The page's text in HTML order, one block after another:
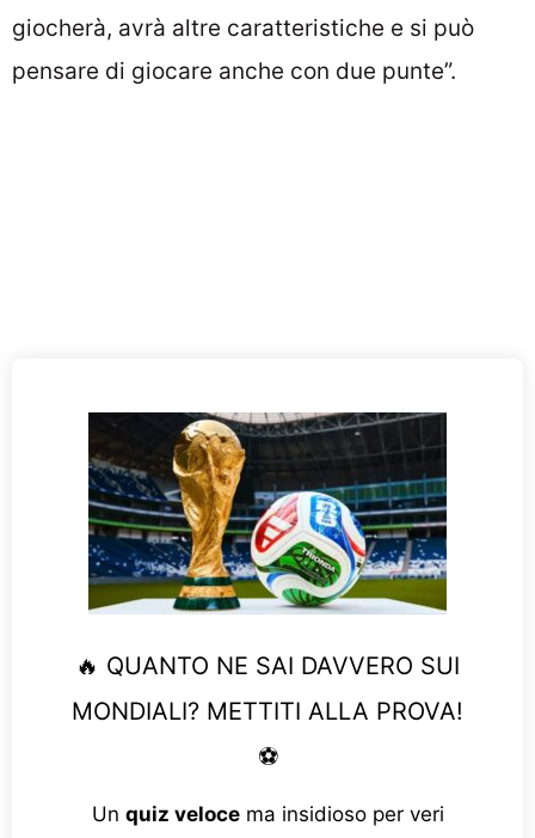
giocherà, avrà altre caratteristiche e si può
pensare di giocare anche con due punte”.
🔥 QUANTO NE SAI DAVVERO SUI
MONDIALI? METTITI ALLA PROVA!
⚽
Un quiz velocema insidioso per veri